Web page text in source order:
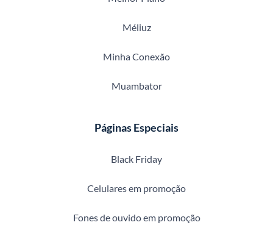
Méliuz
Minha Conexão
Muambator
Páginas Especiais
Black Friday
Celulares em promoção
Fones de ouvido em promoção